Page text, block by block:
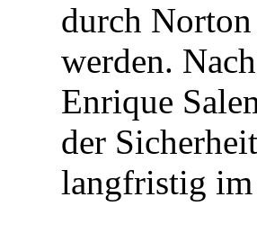
durch
werden.
Enrique
der
langfristig